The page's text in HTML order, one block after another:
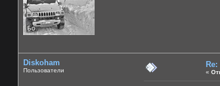
Diskoham
Пользователи «